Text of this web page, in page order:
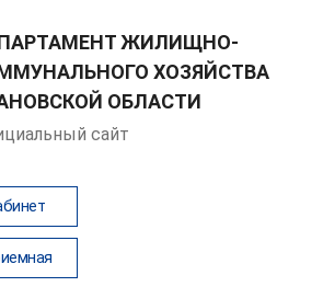
ЖИЛИЩНО-
ХОЗЯЙСТВА
ОБЛАСТИ
сайт